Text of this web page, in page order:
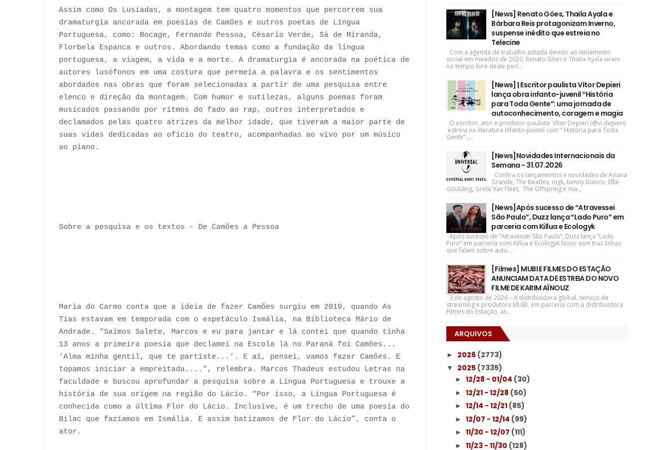
Assim como Os Lusíadas, a montagem tem quatro momentos que percorrem sua
dramaturgia ancorada em poesias de Camões e outros poetas de Língua
Portuguesa, como: Bocage, Fernando Pessoa, Césario Verde, Sá de Miranda,
Florbela Espanca e outros. Abordando temas como a fundação da língua
portuguesa, a viagem, a vida e a morte. A dramaturgia é ancorada na poética de
autores lusófonos em uma costura que permeia a palavra e os sentimentos
abordados nas obras que foram selecionadas a partir de uma pesquisa entre
elenco e direção da montagem. Com humor e sutilezas, alguns poemas foram
musicados passando por ritmos do fado ao rap, outros interpretados e
declamados pelas quatro atrizes da melhor idade, que tiveram a maior parte de
suas vidas dedicadas ao ofício do teatro, acompanhadas ao vivo por um músico
ao piano.
Sobre a pesquisa e os textos - De Camões a Pessoa
Maria do Carmo conta que a ideia de fazer Camões surgiu em 2019, quando As
Tias estavam em temporada com o espetáculo Ismália, na Biblioteca Mário de
Andrade. “Saímos Salete, Marcos e eu para jantar e lá contei que quando tinha
13 anos a primeira poesia que declamei na Escola lá no Paraná foi Camões...
‘Alma minha gentil, que te partiste...’. E aí, pensei, vamos fazer Camões. E
topamos iniciar a empreitada....”, relembra. Marcos Thadeus estudou Letras na
faculdade e buscou aprofundar a pesquisa sobre a Língua Portuguesa e trouxe a
história de sua origem na região do Lácio. “Por isso, a Língua Portuguesa é
conhecida como a última Flor do Lácio. Inclusive, é um trecho de uma poesia do
Bilac que fazíamos em Ismália. E assim batizamos de Flor do Lácio”, conta o
ator.
[News] Renato Góes, Thaila Ayala e
Bárbara Reis protagonizam Inverno,
suspense inédito que estreia no
Telecine
Com a agenda de trabalho adiada devido ao isolamento
social em meados de 2020, Renato Góes e Thaila Ayala viram
no tempo livre deste perí...
[News] | Escritor paulista Vítor Depieri
lança obra infanto-juvenil “História
para Toda Gente”: uma jornada de
autoconhecimento, coragem e magia
O escritor, ator e produtor paulista Vítor Depieri (@vi.depieri)
estreia na literatura infanto-juvenil com “ História para Toda
Gente” ,...
[News]Novidades Internacionais da
Semana - 31.07.2026
Confira os lançamentos e novidades de Ariana
Grande, The Beatles, mgk, benny blanco, Ellie
Goulding, Greta Van Fleet, The Offspring e ma...
[News]Após sucesso de “Atravessei
São Paulo”, Duzz lança “Lado Puro” em
parceria com Killua e Ecologyk
Após sucesso de “Atravessei São Paulo”, Duzz lança “Lado
Puro” em parceria com Killua e Ecologyk Novo som traz linhas
que falam sobre auto...
[Filmes] MUBI E FILMES DO ESTAÇÃO
ANUNCIAM DATA DE ESTREIA DO NOVO
FILME DE KARIM AÏNOUZ
3 de agosto de 2026 – A distribuidora global, serviço de
streaming e produtora MUBI, em parceria com a distribuidora
Filmes do Estação, an...
ARQUIVOS
► 2026 (2773)
▼ 2025 (7335)
►12/28 - 01/04 (30)
►12/21 - 12/28 (50)
►12/14 - 12/21 (85)
►12/07 - 12/14 (99)
►11/30 - 12/07 (111)
►11/23 - 11/30 (128)